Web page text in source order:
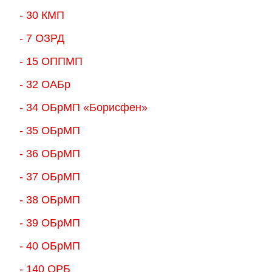
- 30 КМП
- 7 ОЗРД
- 15 ОППМП
- 32 ОАБр
- 34 ОБрМП «Борисфен»
- 35 ОБрМП
- 36 ОБрМП
- 37 ОБрМП
- 38 ОБрМП
- 39 ОБрМП
- 40 ОБрМП
- 140 ОРБ